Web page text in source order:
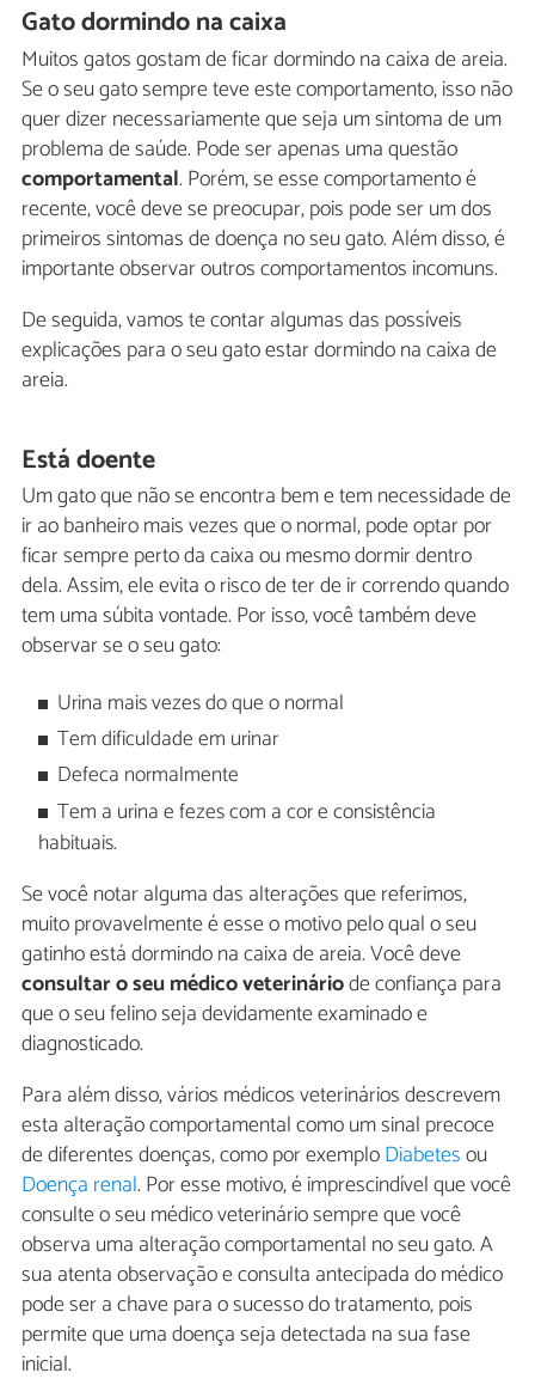
Gato dormindo na caixa
Muitos gatos gostam de ficar dormindo na caixa de areia.
Se o seu gato sempre teve este comportamento, isso não
quer dizer necessariamente que seja um sintoma de um
problema de saúde. Pode ser apenas uma questão
comportamental. Porém, se esse comportamento é
recente, você deve se preocupar, pois pode ser um dos
primeiros sintomas de doença no seu gato. Além disso, é
importante observar outros comportamentos incomuns.
De seguida, vamos te contar algumas das possíveis
explicações para o seu gato estar dormindo na caixa de
areia.
Está doente
Um gato que não se encontra bem e tem necessidade de
ir ao banheiro mais vezes que o normal, pode optar por
ficar sempre perto da caixa ou mesmo dormir dentro
dela. Assim, ele evita o risco de ter de ir correndo quando
tem uma súbita vontade. Por isso, você também deve
observar se o seu gato:
Urina mais vezes do que o normal
Tem dificuldade em urinar
Defeca normalmente
Tem a urina e fezes com a cor e consistência
habituais.
Se você notar alguma das alterações que referimos,
muito provavelmente é esse o motivo pelo qual o seu
gatinho está dormindo na caixa de areia. Você deve
consultar o seu médico veterináriode confiança para
que o seu felino seja devidamente examinado e
diagnosticado.
Para além disso, vários médicos veterinários descrevem
esta alteração comportamental como um sinal precoce
de diferentes doenças, como por exemploDiabetesou
Doença renal. Por esse motivo, é imprescindível que você
consulte o seu médico veterinário sempre que você
observa uma alteração comportamental no seu gato. A
sua atenta observação e consulta antecipada do médico
pode ser a chave para o sucesso do tratamento, pois
permite que uma doença seja detectada na sua fase
inicial.